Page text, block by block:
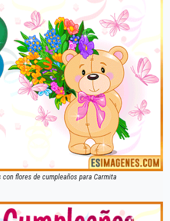
con flores de cumpleaños para Carmita